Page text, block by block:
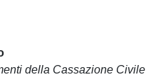
della Cassazione Civile